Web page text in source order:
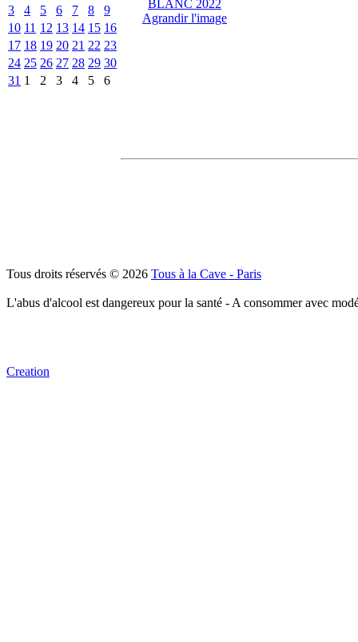
3
4 5 6 7 8
9
10 11 12 13 14 15 16
17 18 19 20 21 22 23
24 25 26 27 28 29 30
31 1 2 3 4 5 6
Agrandir l'image
Tous droits réservés © 2026 Tous à la Cave - Paris
L'abus d'alcool est dangereux pour la santé - A consommer avec
Creation